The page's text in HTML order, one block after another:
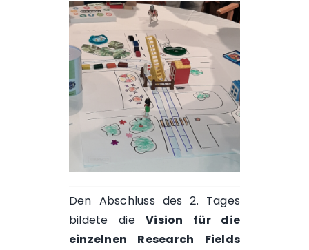
Den Abschluss des 2. Tages
bildete dieVision für die
einzelnen Research Fields